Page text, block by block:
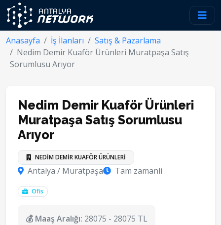
Anasayfa İş İlanları
Satış & Pazarlama
Nedim Demir Kuaför Ürünleri Muratpaşa Satış
Sorumlusu Arıyor
Nedim Demir Kuaför Ürünleri
Muratpaşa Satış Sorumlusu
Arıyor
NEDİM DEMİR KUAFÖR ÜRÜNLERİ
Antalya / Muratpaşa Tam zamanli
Ofis
💰 Maaş Aralığı: 28075 - 28075 TL